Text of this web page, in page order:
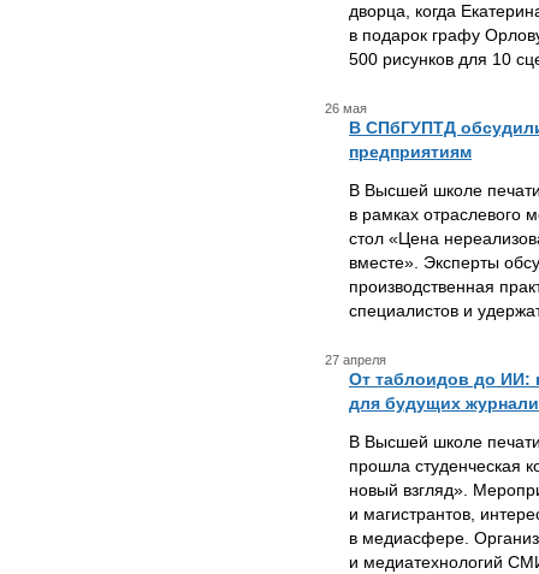
дворца, когда
в подарок графу
500 рисунков для 10
26 мая
В СПбГУПТД
предприятиям
В Высшей школе
в рамках отраслевого
стол «Цена
вместе». Эксперты
производственная
специалистов и
27 апреля
От таблоидов до ИИ:
для будущих
В Высшей школе
прошла студенческая
новый взгляд».
и магистрантов,
в медиасфере.
и медиатехнологий